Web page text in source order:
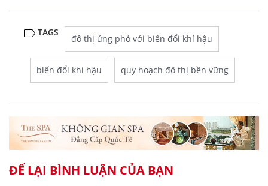
TAGS
đô thị ứng phó với biến đổi khí hậu
biến đổi khí hậu quy hoạch đô thị bền vững
ĐỂ LẠI BÌNH LUẬN CỦA BẠN